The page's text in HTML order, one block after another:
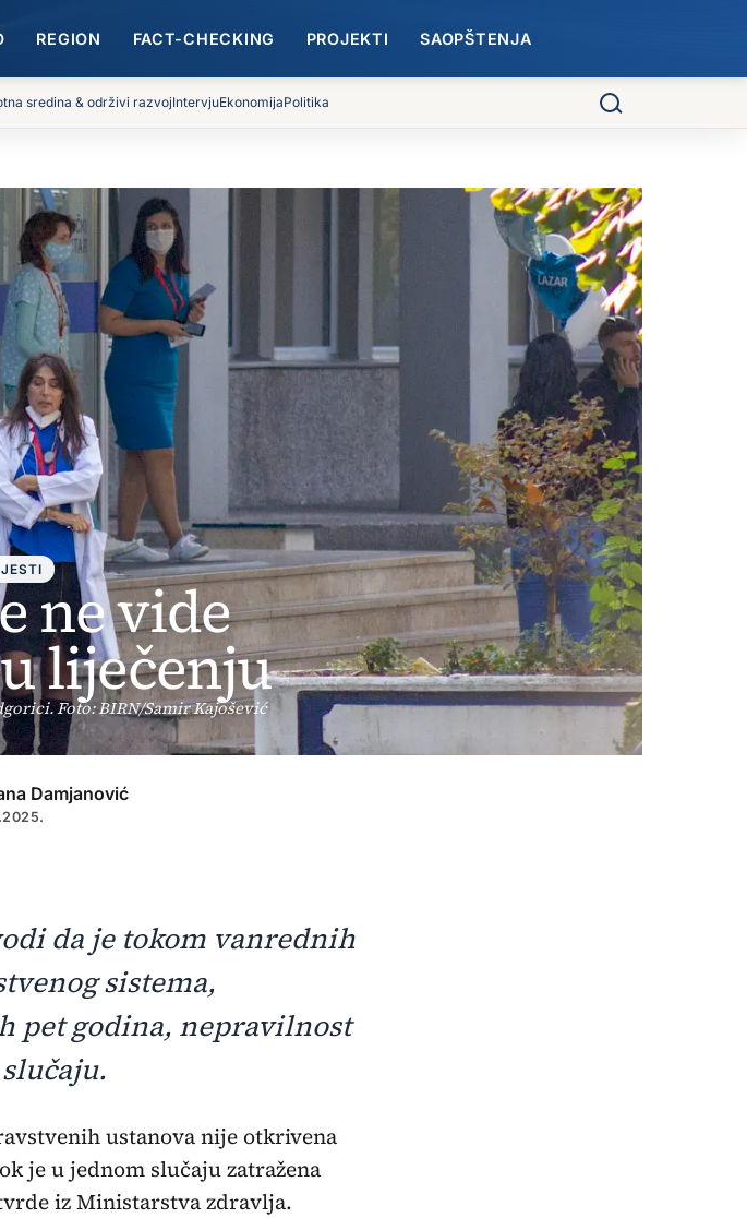
REGION FACT-CHECKING PROJEKTI SAOPŠTENJA
sredina & održivi razvojIntervjuEkonomijaPolitika
Pretraga
ne vide
liječenju
Foto: BIRN/Samir Kajošević
Damjanović
da je tokom vanrednih
sistema,
pet godina, nepravilnost
je u jednom slučaju zatražena
iz Ministarstva zdravlja.